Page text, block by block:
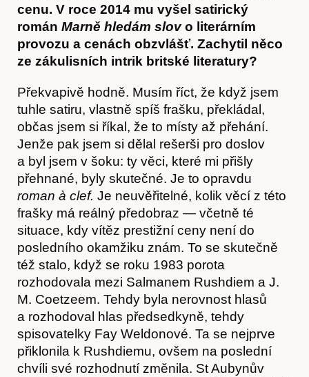
Kontakt
cenu. V roce 2014 mu vyšel satirický
román Marně hledám slovo literárním
provozu a cenách obzvlášť. Zachytil něco
ze zákulisních intrik britské literatury?
Překvapivě hodně. Musím říct, že když jsem
tuhle satiru, vlastně spíš frašku, překládal,
občas jsem si říkal, že to místy až přehání.
Jenže pak jsem si dělal rešerši pro doslov
a byl jsem v šoku: ty věci, které mi přišly
přehnané, byly skutečné. Je to opravdu
roman à clef. Je neuvěřitelné, kolik věcí z této
frašky má reálný předobraz — včetně té
situace, kdy vítěz prestižní ceny není do
posledního okamžiku znám. To se skutečně
též stalo, když se roku 1983 porota
rozhodovala mezi Salmanem Rushdiem a J.
M. Coetzeem. Tehdy byla nerovnost hlasů
a rozhodoval hlas předsedkyně, tehdy
spisovatelky Fay Weldonové. Ta se nejprve
přiklonila k Rushdiemu, ovšem na poslední
chvíli své rozhodnutí změnila. St Aubynův